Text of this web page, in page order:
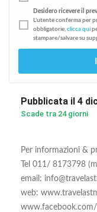
Desidero ricevere il
L'utente conferma per
obbligatorie, clicca qui
stampare/salvare su
Pubblicata il 4
Scade tra 24 giorni
Per informazioni &
Tel 011/ 8173798
email:
web: